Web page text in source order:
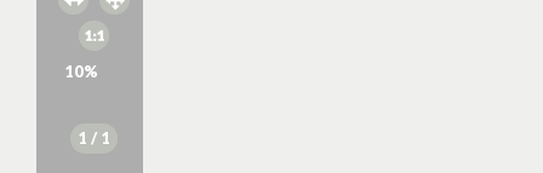
10%
1 / 1